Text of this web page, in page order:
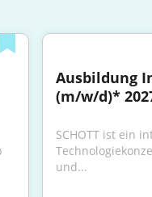
Ausbildung
(m/w/d)*
SCHOTT ist ein
und...